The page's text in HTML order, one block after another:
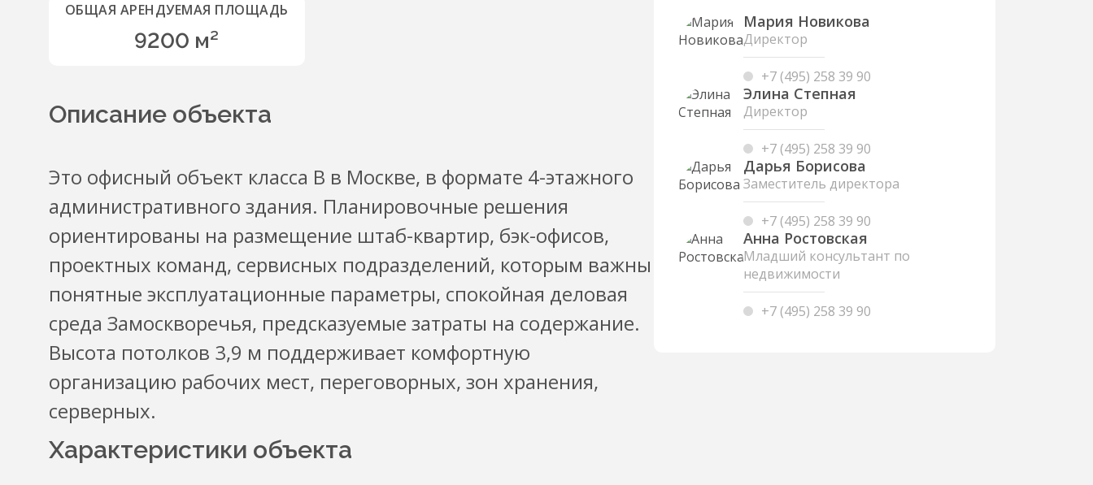
ОБЩАЯ АРЕНДУЕМАЯ ПЛОЩАДЬ
9200 м²
Описание объекта
Это офисный объект класса B в Москве, в формате 4-этажного
административного здания. Планировочные решения
ориентированы на размещение штаб-квартир, бэк-офисов,
проектных команд, сервисных подразделений, которым важны
понятные эксплуатационные параметры, спокойная деловая
среда Замоскворечья, предсказуемые затраты на содержание.
Высота потолков 3,9 м поддерживает комфортную
организацию рабочих мест, переговорных, зон хранения,
серверных.
Характеристики объекта
Мария Новикова
Директор
+7 (495) 258 39 90
Элина Степная
Директор
+7 (495) 258 39 90
Дарья Борисова
Заместитель директора
+7 (495) 258 39 90
Анна Ростовская
Младший консультант по
недвижимости
+7 (495) 258 39 90